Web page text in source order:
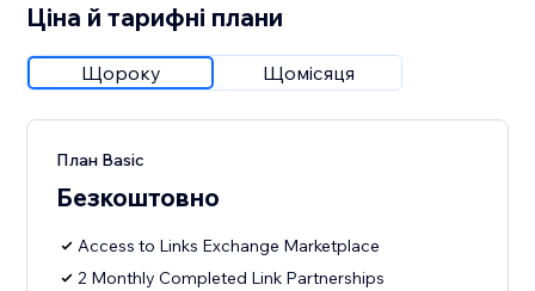
Ціна й тарифні плани
Щороку Щомісяця
План Basic
Безкоштовно
Access to Links Exchange Marketplace
2 Monthly Completed Link Partnerships